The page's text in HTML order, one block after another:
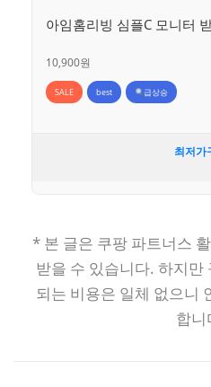
아임홈리빙 심플C 모니터
10,900원
SALE best 급상승
최저가
* 본 글은 쿠팡 파트너스
받을 수 있습니다. 하지
되는 비용은 일체 없으니
합니